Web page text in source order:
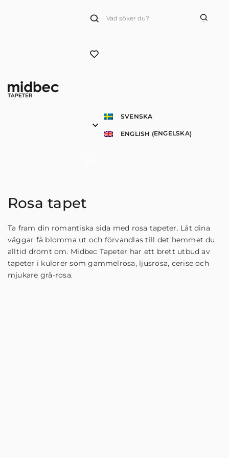
SVENSKA
ENGLISH (ENGELSKA)
Rosa tapet
Ta fram din romantiska sida med rosa tapeter. Låt dina
väggar få blomma ut och förvandlas till det hemmet du
alltid drömt om. Midbec Tapeter har ett brett utbud av
tapeter i kulörer som gammelrosa, ljusrosa, cerise och
mjukare grå-rosa.